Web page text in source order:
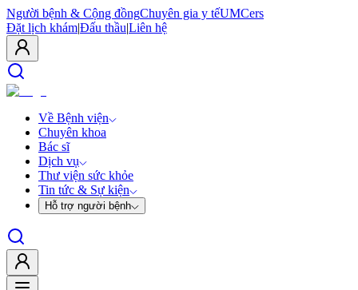
Người bệnh & Cộng đồngChuyên gia y tếUMCers
Đặt lịch khám|Đấu thầu|Liên hệ
Về Bệnh viện
Chuyên khoa
Bác sĩ
Dịch vụ
Thư viện sức khỏe
Tin tức & Sự kiện
Hỗ trợ người bệnh